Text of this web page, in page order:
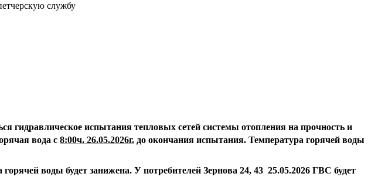
службу
гидравлическое испытания тепловых сетей системы отопления на прочность и
вода с 8:00ч. 26.05.2026г. до окончания испытания. Температура горячей воды
воды будет занижена. У потребителей Зернова 24, 43 25.05.2026 ГВС будет